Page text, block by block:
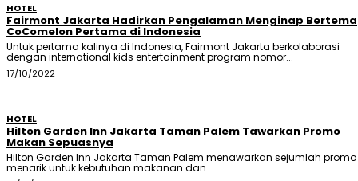
HOTEL
Fairmont Jakarta Hadirkan Pengalaman Menginap Bertema
CoComelon Pertama di Indonesia
Untuk pertama kalinya di Indonesia, Fairmont Jakarta berkolaborasi
dengan international kids entertainment program nomor...
17/10/2022
HOTEL
Hilton Garden Inn Jakarta Taman Palem Tawarkan Promo
Makan Sepuasnya
Hilton Garden Inn Jakarta Taman Palem menawarkan sejumlah promo
menarik untuk kebutuhan makanan dan...